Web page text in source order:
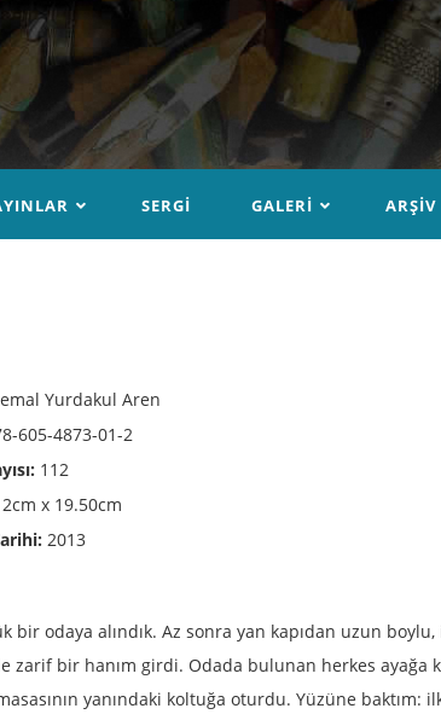
SERGI GALERI ARŞIV
Yurdakul Aren
605-4873-01-2
112
x 19.50cm
2013
bir odaya alındık. Az sonra yan kapıdan uzun
zarif bir hanım girdi. Odada bulunan herkes ayağa
yanındaki koltuğa oturdu. Yüzüne